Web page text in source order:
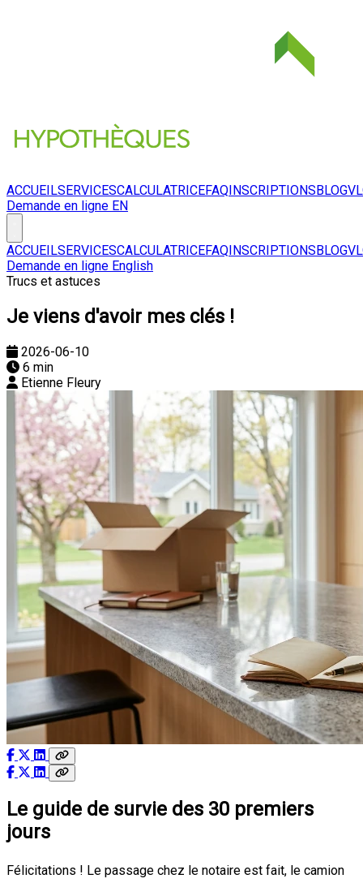
ACCUEILSERVICESCALCULATRICEFAQINSCRIPTIONSBLOG
Demande en ligne EN
ACCUEILSERVICESCALCULATRICEFAQINSCRIPTIONSBLOG
Demande en ligne English
Trucs et astuces
Je viens d'avoir mes clés !
2026-06-10
6 min
Etienne Fleury
Le guide de survie des 30 premiers
jours
Félicitations ! Le passage chez le notaire est fait, le camion